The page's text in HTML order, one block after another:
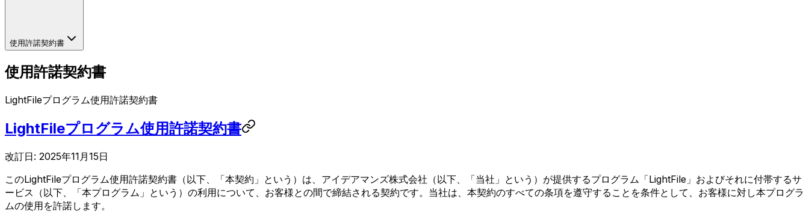
使用許諾契約書
使用許諾契約書
LightFileプログラム使用許諾契約書
LightFileプログラム使用許諾契約書
改訂日: 2025年11月15日
このLightFileプログラム使用許諾契約書（以下、「本契約」という）は、アイデアマンズ株式会社（以下、「当社」という）が提供するプログラム「LightFile」およびそれに付帯するサ
ービス（以下、「本プログラム」という）の利用について、お客様との間で締結される契約です。当社は、本契約のすべての条項を遵守することを条件として、お客様に対し本プログラ
ムの使用を許諾します。